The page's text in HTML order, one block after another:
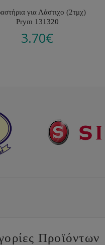
για Λάστιχο (2τμχ)
Prym 131320
3.70€
Προϊόντων